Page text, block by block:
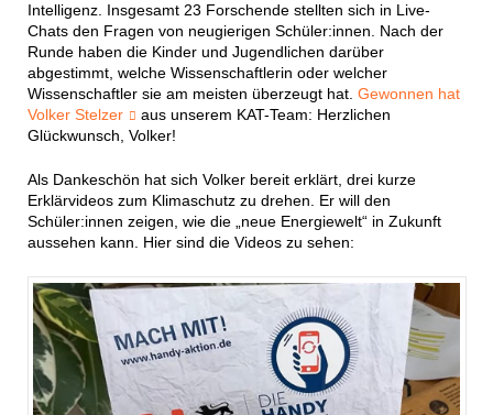
Intelligenz. Insgesamt 23 Forschende stellten sich in Live-
Chats den Fragen von neugierigen Schüler:innen. Nach der
Runde haben die Kinder und Jugendlichen darüber
abgestimmt, welche Wissenschaftlerin oder welcher
Wissenschaftler sie am meisten überzeugt hat. Gewonnen hat
Volker Stelzer
aus unserem KAT-Team: Herzlichen
Glückwunsch, Volker!
Als Dankeschön hat sich Volker bereit erklärt, drei kurze
Erklärvideos zum Klimaschutz zu drehen. Er will den
Schüler:innen zeigen, wie die „neue Energiewelt“ in Zukunft
aussehen kann. Hier sind die Videos zu sehen: